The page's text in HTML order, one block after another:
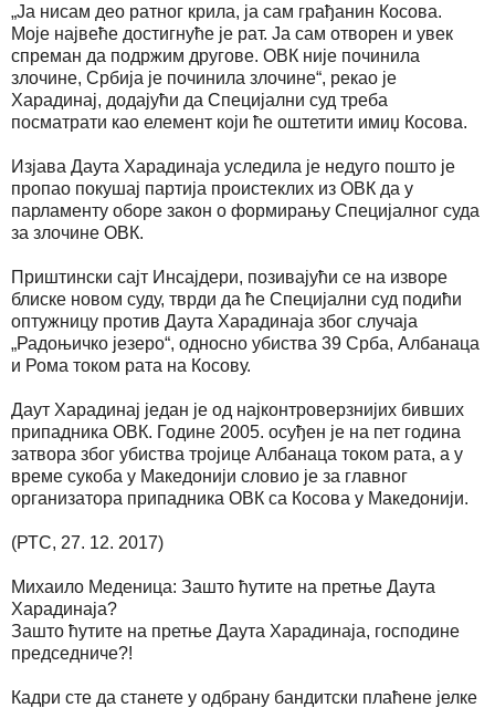
„Ја нисам део ратног крила, ја сам грађанин Косова.
Моје највеће достигнуће је рат. Ја сам отворен и увек
спреман да подржим другове. ОВК није починила
злочине, Србија је починила злочине“, рекао је
Харадинај, додајући да Специјални суд треба
посматрати као елемент који ће оштетити имиџ Косова.
Изјава Даута Харадинаја уследила је недуго пошто је
пропао покушај партија проистеклих из ОВК да у
парламенту оборе закон о формирању Специјалног суда
за злочине ОВК.
Приштински сајт Инсајдери, позивајући се на изворе
блиске новом суду, тврди да ће Специјални суд подићи
оптужницу против Даута Харадинаја због случаја
„Радоњичко језеро“, односно убиства 39 Срба, Албанаца
и Рома током рата на Косову.
Даут Харадинај један је од најконтроверзнијих бивших
припадника ОВК. Године 2005. осуђен је на пет година
затвора због убиства тројице Албанаца током рата, а у
време сукоба у Македонији словио је за главног
организатора припадника ОВК са Косова у Македонији.
(РТС, 27. 12. 2017)
Михаило Меденица: Зашто ћутите на претње Даута
Харадинаја?
Зашто ћутите на претње Даута Харадинаја, господине
председниче?!
Кадри сте да станете у одбрану бандитски плаћене јелке